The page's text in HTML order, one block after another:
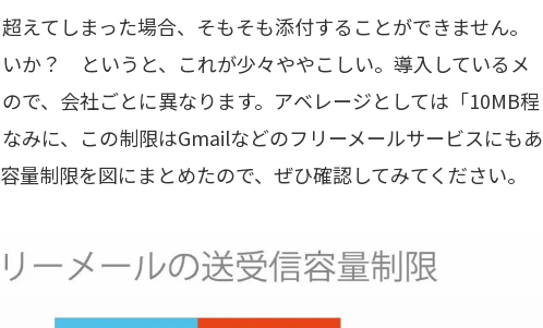
えてしまった場合、そもそも添付することができません。
か？ というと、これが少々ややこしい。導入しているメ
で、会社ごとに異なります。アベレージとしては「10MB程
みに、この制限はGmailなどのフリーメールサービスにもあ
量制限を図にまとめたので、ぜひ確認してみてください。